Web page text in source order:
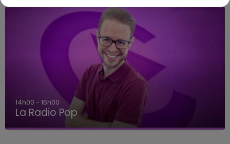
14h00 - 15h00
La Radio Pop